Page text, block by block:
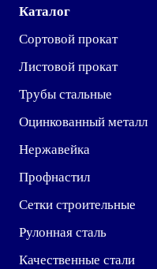
Каталог
Сортовой прокат
Листовой прокат
Трубы стальные
Оцинкованный металл
Нержавейка
Профнастил
Сетки строительные
Рулонная сталь
Качественные стали